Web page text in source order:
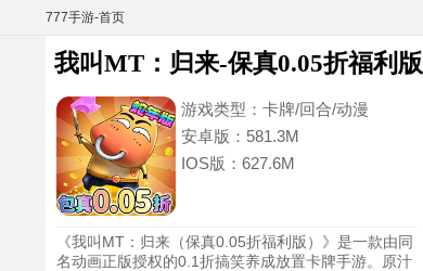
777手游-首页
我叫MT：归来-保真0.05折福利版
(满v)
游戏类型： 卡牌/回合/动漫
安卓版： 581.3M
IOS版： 627.6M
《我叫MT：归来（保真0.05折福利版）》是一款由同
名动画正版授权的0.1折搞笑养成放置卡牌手游。原汁